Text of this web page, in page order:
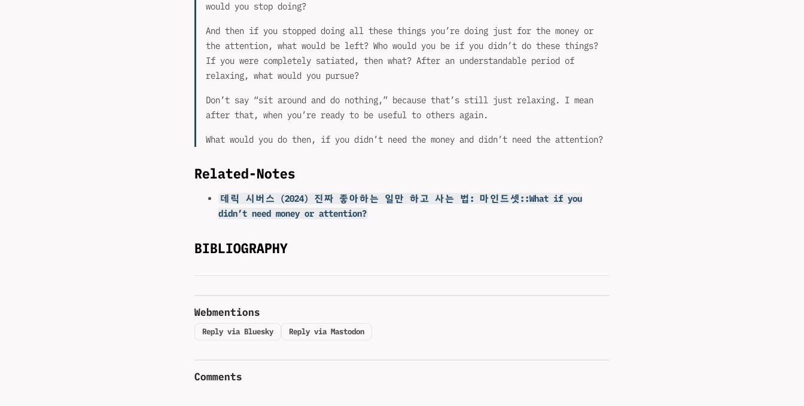
would you stop doing?
And then if you stopped doing all these things you’re doing just for the money or
the attention, what would be left? Who would you be if you didn’t do these things?
If you were completely satiated, then what? After an understandable period of
relaxing, what would you pursue?
Don’t say “sit around and do nothing,” because that’s still just relaxing. I mean
after that, when you’re ready to be useful to others again.
What would you do then, if you didn’t need the money and didn’t need the attention?
Related-Notes
데릭 시버스 (2024) 진짜 좋아하는 일만 하고 사는 법: 마인드셋::What if you
didn’t need money or attention?
BIBLIOGRAPHY
Webmentions
Reply via Bluesky Reply via Mastodon
Comments